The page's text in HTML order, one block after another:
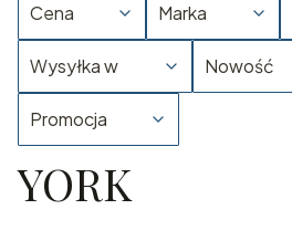
Cena Marka
Wysyłka w Nowość
Promocja
Koniec filtrów
YORK